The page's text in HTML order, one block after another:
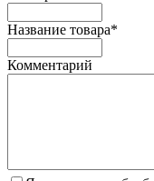
Название товара*
Комментарий